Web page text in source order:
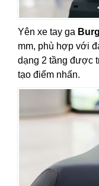
Yên xe tay ga
mm, phù hợp với
dạng 2 tầng được
tạo điểm nhấn.